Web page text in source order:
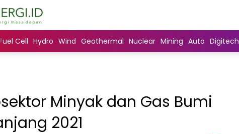
Cell Hydro Wind Geothermal Nuclear Mining Auto Digitech
Minyak dan Gas Bumi
2021